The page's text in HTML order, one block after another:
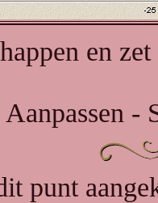
en
Aanpassen -
punt